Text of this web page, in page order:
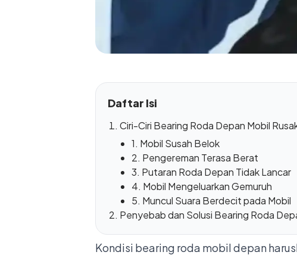
Daftar Isi
Ciri-Ciri Bearing Roda Depan Mobil
1. Mobil Susah Belok
2. Pengereman Terasa Berat
3. Putaran Roda Depan Tidak Lancar
4. Mobil Mengeluarkan Gemuruh
5. Muncul Suara Berdecit pada Mobil
Penyebab dan Solusi Bearing Roda
Kondisi bearing roda mobil depan